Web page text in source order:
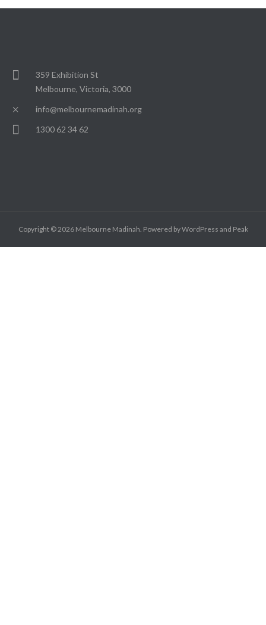
359 Exhibition St
Melbourne, Victoria, 3000
info@melbournemadinah.org
1300 62 34 62
Copyright © 2026 Melbourne Madinah. Powered byWordPress and Peak